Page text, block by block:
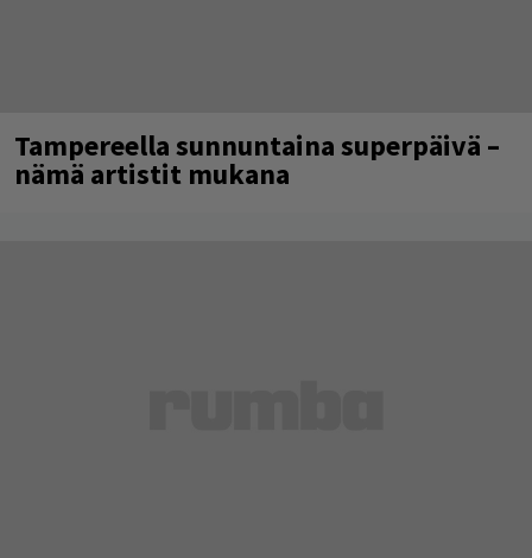
Tampereella sunnuntaina superpäivä –
nämä artistit mukana